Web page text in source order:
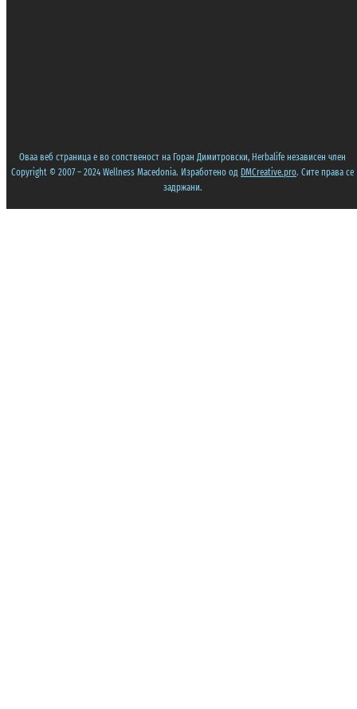
Оваа веб страница е во сопственост на Горан Димитровски, Herbalife независен член
Copyright © 2007 – 2024 Wellness Macedonia. Изработено од DMCreative.pro. Сите права се
задржани.